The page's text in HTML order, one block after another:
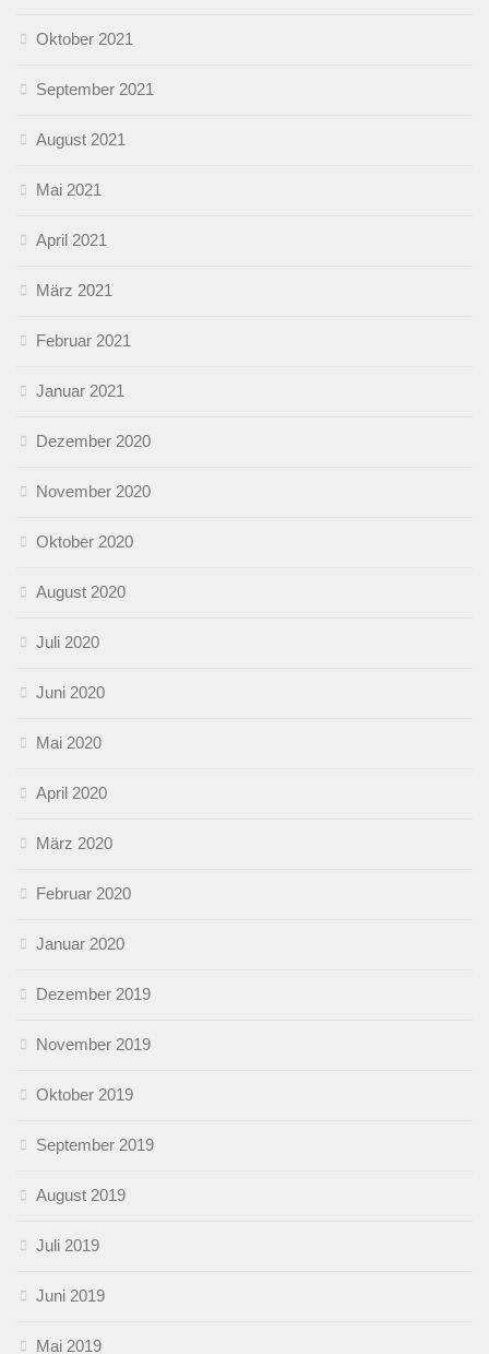
Oktober 2021
September 2021
August 2021
Mai 2021
April 2021
März 2021
Februar 2021
Januar 2021
Dezember 2020
November 2020
Oktober 2020
August 2020
Juli 2020
Juni 2020
Mai 2020
April 2020
März 2020
Februar 2020
Januar 2020
Dezember 2019
November 2019
Oktober 2019
September 2019
August 2019
Juli 2019
Juni 2019
Mai 2019